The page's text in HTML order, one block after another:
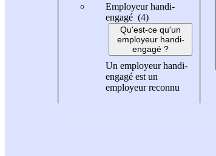
Employeur handi-
engagé (4)
Qu'est-ce qu'un
employeur handi-
engagé ?
Un employeur handi-
engagé est un
employeur reconnu